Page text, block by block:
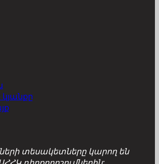
տեսակետները կարող են